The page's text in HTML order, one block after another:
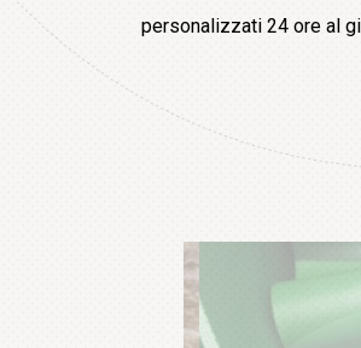
personalizzati 24 ore al